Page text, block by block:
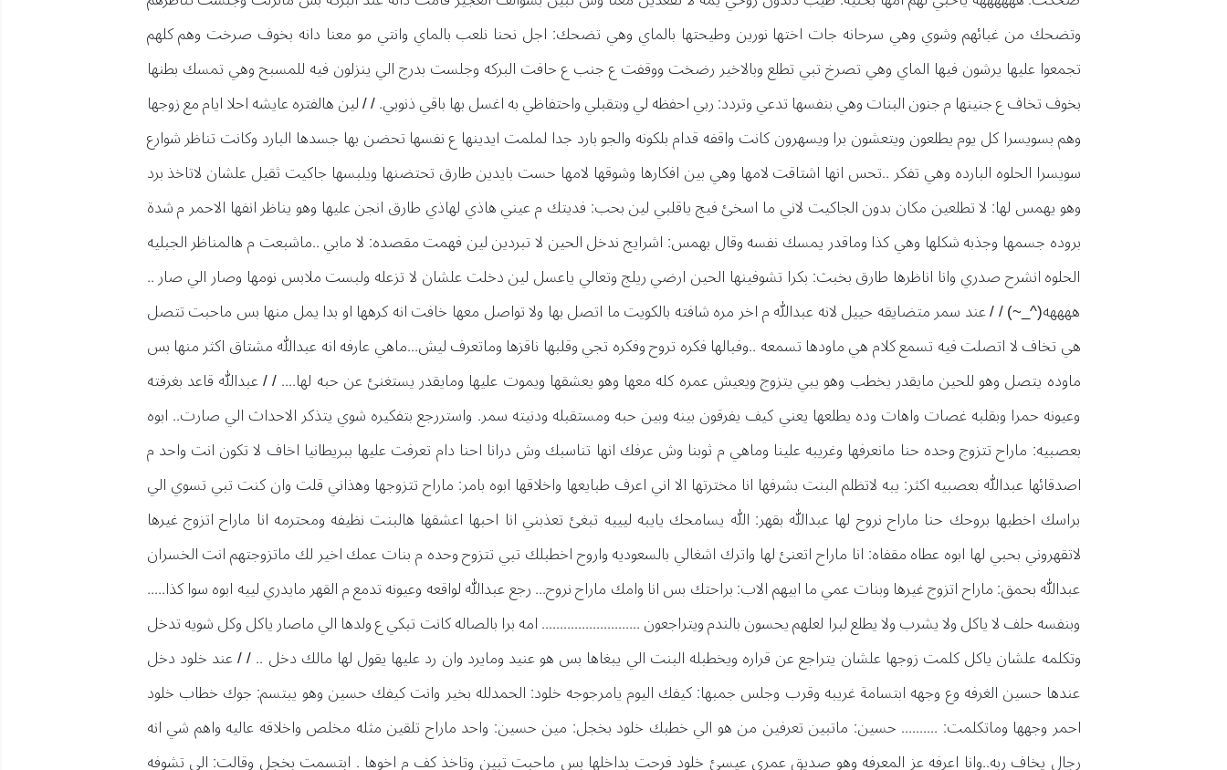
وتضحك من غبائهم وشوي وهي سرحانه جات اختها نورين وطيحتها بالماي وهي تضحك: اجل نحنا نلعب بالماي وانتي مو معنا دانه بخوف صرخت وهم كلهم
تجمعوا عليها يرشون فيها الماي وهي تصرخ تبي تطلع وبالاخير رضخت ووقفت ع جنب ع حافت البركه وجلست بدرج الي ينزلون فيه للمسبح وهي تمسك بطنها
بخوف تخاف ع جنينها م جنون البنات وهي بنفسها تدعي وتردد: ربي احفظه لي وبتقبلي واحتفاظي به اغسل بها باقي ذنوبي. / / لين هالفتره عايشه احلا ايام مع زوجها
وهم بسويسرا كل يوم يطلعون ويتعشون برا ويسهرون كانت واقفه قدام بلكونه والجو بارد جدا لملمت ايدينها ع نفسها تحضن بها جسدها البارد وكانت تناظر شوارع
سويسرا الحلوه البارده وهي تفكر ..تحس انها اشتاقت لامها وهي بين افكارها وشوقها لامها حست بايدين طارق تحتضنها ويلبسها جاكيت ثقيل علشان لاتاخذ برد
وهو يهمس لها: لا تطلعين مكان بدون الجاكيت لاني ما اسخئ فيج ياقلبي لين بحب: فديتك م عيني هاذي لهاذي طارق انجن عليها وهو يناظر انفها الاحمر م شدة
بروده جسمها وجذبه شكلها وهي كذا وماقدر يمسك نفسه وقال بهمس: اشرايج ندخل الحين لا تبردين لين فهمت مقصده: لا مابي ..ماشبعت م هالمناظر الجبليه
الحلوه انشرح صدري وانا اناظرها طارق بخبث: بكرا تشوفينها الحين ارضي ريلج وتعالي ياعسل لين دخلت علشان لا تزعله ولبست ملابس نومها وصار الي صار ..
ههههه(^_~) / / عند سمر متضايقه حييل لانه عبدالله م اخر مره شافته بالكويت ما اتصل بها ولا تواصل معها خافت انه كرهها او بدا يمل منها بس ماحبت تتصل
هي تخاف لا اتصلت فيه تسمع كلام هي ماودها تسمعه ..وفبالها فكره تروح وفكره تجي وقلبها ناقزها وماتعرف ليش...ماهي عارفه انه عبدالله مشتاق اكثر منها بس
ماوده يتصل وهو للحين مايقدر يخطب وهو يبي يتزوج ويعيش عمره كله معها وهو يعشقها ويموت عليها ومايقدر يستغنئ عن حبه لها.... / / عبدالله قاعد بغرفته
وعيونه حمرا وبقلبه غصات واهات وده يطلعها يعني كيف يفرقون بينه وبين حبه ومستقبله ودنيته سمر. واستررجع بتفكيره شوي يتذكر الاحداث الي صارت.. ابوه
بعصبيه: ماراح تتزوج وحده حنا مانعرفها وغريبه علينا وماهي م ثوبنا وش عرفك انها تناسبك وش درانا احنا دام تعرفت عليها ببريطانيا اخاف لا تكون انت واحد م
اصدقائها عبدالله بعصبيه اكثر: يبه لاتظلم البنت بشرفها انا مخترتها الا اني اعرف طبايعها واخلاقها ابوه بامر: ماراح تتزوجها وهذاني قلت وان كنت تبي تسوي الي
براسك اخطبها بروحك حنا ماراح نروح لها عبدالله بقهر: الله يسامحك يايبه ليييه تبغئ تعذبني انا احبها اعشقها هالبنت نظيفه ومحترمه انا ماراح اتزوج غيرها
لاتقهروني بحبي لها ابوه عطاه مقفاه: انا ماراح اتعنئ لها واترك اشغالي بالسعوديه واروح اخطبلك تبي تتزوح وحده م بنات عمك اخير لك ماتزوجتهم انت الخسران
عبدالله بحمق: ماراح اتزوج غيرها وبنات عمي ما ابيهم الاب: براحتك بس انا وامك ماراح نروح... رجع عبدالله لواقعه وعيونه تدمع م القهر مايدري لييه ابوه سوا كذا.....
وبنفسه حلف لا ياكل ولا يشرب ولا يطلع لبرا لعلهم يحسون بالندم ويتراجعون ........................... امه برا بالصاله كانت تبكي ع ولدها الي ماصار ياكل وكل شويه تدخل
وتكلمه علشان ياكل كلمت زوجها علشان يتراجع عن قراره ويخطبله البنت الي يبغاها بس هو عنيد ومايرد وان رد عليها يقول لها مالك دخل .. / / عند خلود دخل
عندها حسين الغرفه وع وجهه ابتسامة غريبه وقرب وجلس جمبها: كيفك اليوم يامرجوجه خلود: الحمدلله بخير وانت كيفك حسين وهو يبتسم: جوك خطاب خلود
احمر وجهها وماتكلمت: .......... حسين: ماتبين تعرفين من هو الي خطبك خلود بخجل: مين حسين: واحد ماراح تلقين مثله مخلص واخلاقه عاليه واهم شي انه
رجال يخاف ربه..وانا اعرفه عز المعرفه وهو صديق عمري عيسئ خلود فرحت بداخلها بس ماحبت تبين وتاخذ كف م اخوها . ابتسمت بخجل وقالت: الي تشوفه